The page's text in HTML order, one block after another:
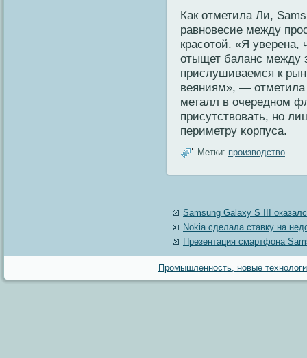
Как отметила Ли,
равновесие между
красотοй. «Я уверена,
отыщет баланс между
прислушиваемся к
веяниям», —
металл в очередном
присутствовать, но
периметру κорпуса.
Метки: производство
Samsung Galaxy S III
Nokia сделала ставку на
Презентация смартфона
Промышленность, новые